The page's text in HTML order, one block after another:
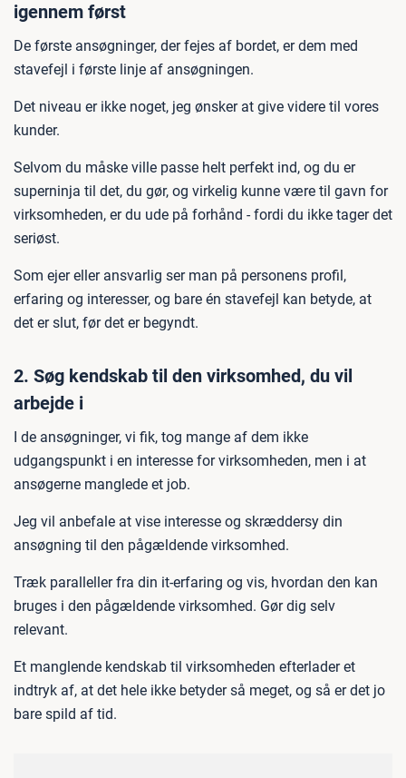
igennem først
De første ansøgninger, der fejes af bordet, er dem med
stavefejl i første linje af ansøgningen.
Det niveau er ikke noget, jeg ønsker at give videre til vores
kunder.
Selvom du måske ville passe helt perfekt ind, og du er
superninja til det, du gør, og virkelig kunne være til gavn for
virksomheden, er du ude på forhånd - fordi du ikke tager det
seriøst.
Som ejer eller ansvarlig ser man på personens profil,
erfaring og interesser, og bare én stavefejl kan betyde, at
det er slut, før det er begyndt.
2. Søg kendskab til den virksomhed, du vil
arbejde i
I de ansøgninger, vi fik, tog mange af dem ikke
udgangspunkt i en interesse for virksomheden, men i at
ansøgerne manglede et job.
Jeg vil anbefale at vise interesse og skræddersy din
ansøgning til den pågældende virksomhed.
Træk paralleller fra din it-erfaring og vis, hvordan den kan
bruges i den pågældende virksomhed. Gør dig selv
relevant.
Et manglende kendskab til virksomheden efterlader et
indtryk af, at det hele ikke betyder så meget, og så er det jo
bare spild af tid.